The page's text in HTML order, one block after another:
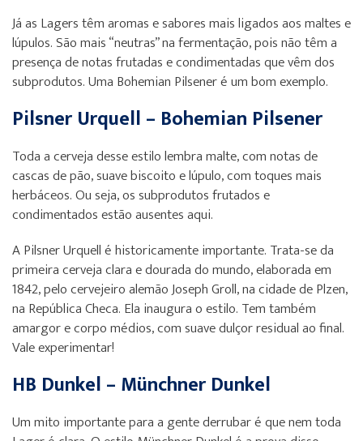
Já as Lagers têm aromas e sabores mais ligados aos maltes e
lúpulos. São mais “neutras” na fermentação, pois não têm a
presença de notas frutadas e condimentadas que vêm dos
subprodutos. Uma Bohemian Pilsener é um bom exemplo.
Pilsner Urquell – Bohemian Pilsener
Toda a cerveja desse estilo lembra malte, com notas de
cascas de pão, suave biscoito e lúpulo, com toques mais
herbáceos. Ou seja, os subprodutos frutados e
condimentados estão ausentes aqui.
A Pilsner Urquell é historicamente importante. Trata-se da
primeira cerveja clara e dourada do mundo, elaborada em
1842, pelo cervejeiro alemão Joseph Groll, na cidade de Plzen,
na República Checa. Ela inaugura o estilo. Tem também
amargor e corpo médios, com suave dulçor residual ao final.
Vale experimentar!
HB Dunkel – Münchner Dunkel
Um mito importante para a gente derrubar é que nem toda